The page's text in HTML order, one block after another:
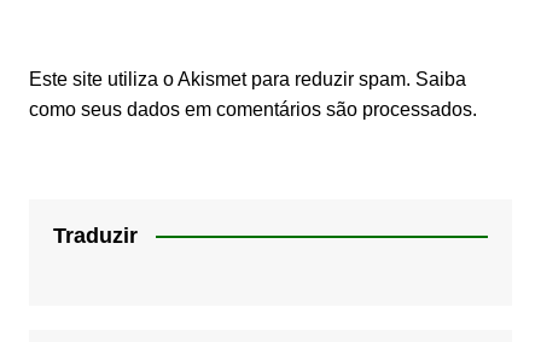
Este site utiliza o Akismet para reduzir spam. Saiba
como seus dados em comentários são processados.
Traduzir